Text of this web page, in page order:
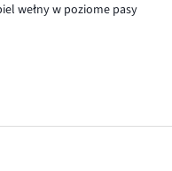
wełny w poziome pasy